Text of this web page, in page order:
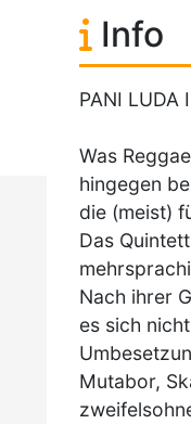
Info
PANI LUDA
Was
hingegen
die (meist)
Das
Nach ihrer
es sich
Mutabor,